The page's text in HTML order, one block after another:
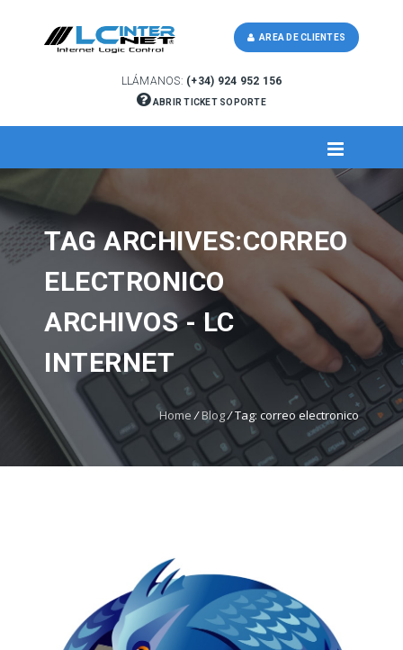
LLÁMANOS: (+34) 924 952 156
ABRIR TICKET SOPORTE
AREA DE CLIENTES
TAG ARCHIVES:CORREO
ELECTRONICO
ARCHIVOS - LC
INTERNET
Home /Blog/Tag: correo electronico